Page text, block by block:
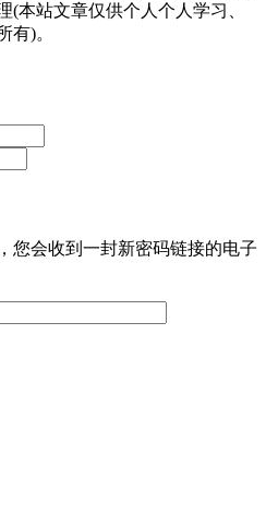
(本站文章仅供个人个人学习、
有)。
您会收到一封新密码链接的电子